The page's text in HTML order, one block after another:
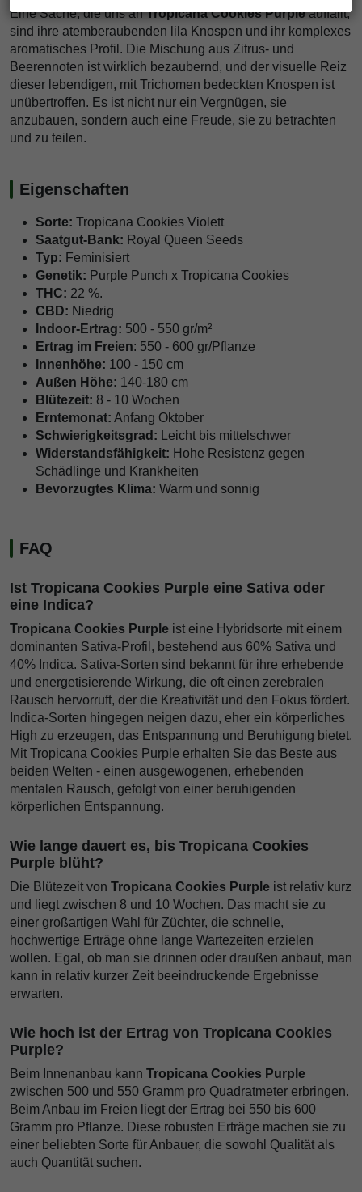
Eine Sache, die uns anTropicana Cookies Purpleauffällt,
sind ihre atemberaubenden lila Knospen und ihr komplexes
aromatisches Profil. Die Mischung aus Zitrus- und
Beerennoten ist wirklich bezaubernd, und der visuelle Reiz
dieser lebendigen, mit Trichomen bedeckten Knospen ist
unübertroffen. Es ist nicht nur ein Vergnügen, sie
anzubauen, sondern auch eine Freude, sie zu betrachten
und zu teilen.
Eigenschaften
Sorte: Tropicana Cookies Violett
Saatgut-Bank: Royal Queen Seeds
Typ: Feminisiert
Genetik: Purple Punch x Tropicana Cookies
THC: 22 %.
CBD: Niedrig
Indoor-Ertrag: 500 - 550 gr/m²
Ertrag im Freien: 550 - 600 gr/Pflanze
Innenhöhe: 100 - 150 cm
Außen Höhe: 140-180 cm
Blütezeit: 8 - 10 Wochen
Erntemonat: Anfang Oktober
Schwierigkeitsgrad: Leicht bis mittelschwer
Widerstandsfähigkeit: Hohe Resistenz gegen
Schädlinge und Krankheiten
Bevorzugtes Klima: Warm und sonnig
FAQ
Ist Tropicana Cookies Purple eine Sativa oder
eine Indica?
Tropicana Cookies Purple ist eine Hybridsorte mit einem
dominanten Sativa-Profil, bestehend aus 60% Sativa und
40% Indica. Sativa-Sorten sind bekannt für ihre erhebende
und energetisierende Wirkung, die oft einen zerebralen
Rausch hervorruft, der die Kreativität und den Fokus fördert.
Indica-Sorten hingegen neigen dazu, eher ein körperliches
High zu erzeugen, das Entspannung und Beruhigung bietet.
Mit Tropicana Cookies Purple erhalten Sie das Beste aus
beiden Welten - einen ausgewogenen, erhebenden
mentalen Rausch, gefolgt von einer beruhigenden
körperlichen Entspannung.
Wie lange dauert es, bis Tropicana Cookies
Purple blüht?
Die Blütezeit von Tropicana Cookies Purple ist relativ kurz
und liegt zwischen 8 und 10 Wochen. Das macht sie zu
einer großartigen Wahl für Züchter, die schnelle,
hochwertige Erträge ohne lange Wartezeiten erzielen
wollen. Egal, ob man sie drinnen oder draußen anbaut, man
kann in relativ kurzer Zeit beeindruckende Ergebnisse
erwarten.
Wie hoch ist der Ertrag von Tropicana Cookies
Purple?
Beim Innenanbau kann Tropicana Cookies Purple
zwischen 500 und 550 Gramm pro Quadratmeter erbringen.
Beim Anbau im Freien liegt der Ertrag bei 550 bis 600
Gramm pro Pflanze. Diese robusten Erträge machen sie zu
einer beliebten Sorte für Anbauer, die sowohl Qualität als
auch Quantität suchen.